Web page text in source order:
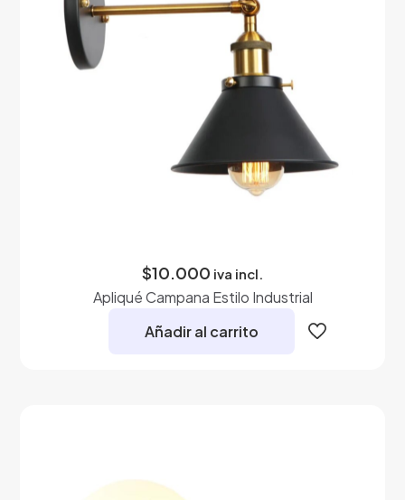
$10.000 iva incl.
Apliqué Campana Estilo Industrial
Añadir al carrito